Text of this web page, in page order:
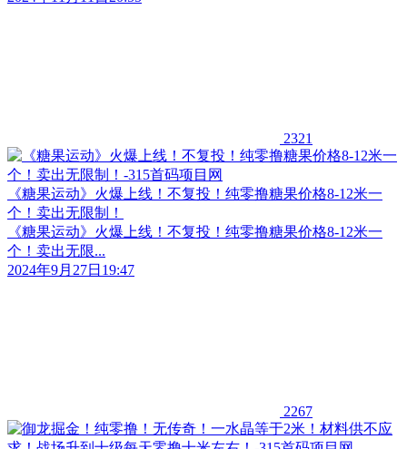
2321
《糖果运动》火爆上线！不复投！纯零撸糖果价格8-12米一
个！卖出无限制！
《糖果运动》火爆上线！不复投！纯零撸糖果价格8-12米一
个！卖出无限...
2024年9月27日19:47
2267